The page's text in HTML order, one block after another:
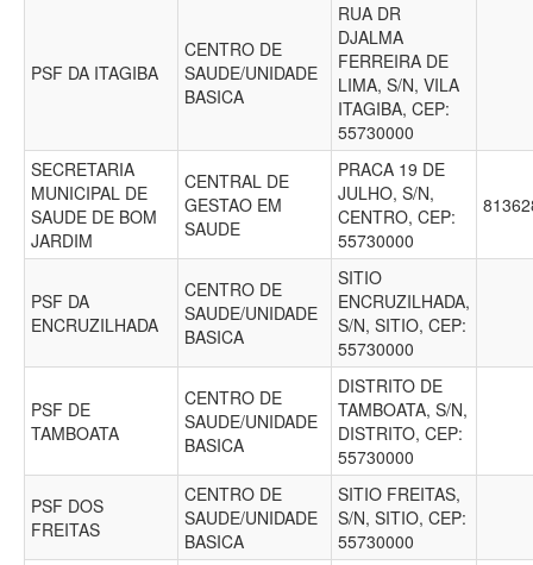
PSF DA ITAGIBA
CENTRO DE
SAUDE/UNIDADE
BASICA
RUA DR
DJALMA
FERREIRA DE
LIMA, S/N, VILA
ITAGIBA, CEP:
55730000
SECRETARIA
MUNICIPAL DE
SAUDE DE BOM
JARDIM
CENTRAL DE
GESTAO EM
SAUDE
PRACA 19 DE
JULHO, S/N,
CENTRO, CEP:
55730000
PSF DA
ENCRUZILHADA
CENTRO DE
SAUDE/UNIDADE
BASICA
SITIO
ENCRUZILHADA,
S/N, SITIO, CEP:
55730000
PSF DE
TAMBOATA
CENTRO DE
SAUDE/UNIDADE
BASICA
DISTRITO DE
TAMBOATA, S/N,
DISTRITO, CEP:
55730000
PSF DOS
FREITAS
CENTRO DE
SAUDE/UNIDADE
BASICA
SITIO FREITAS,
S/N, SITIO, CEP:
55730000